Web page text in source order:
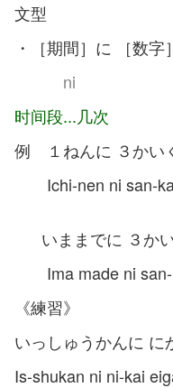
文型
・［期間］に ［数字
ni
时间段...几次
例 １ねんに ３かい
Ichi-nen ni san-
いままでに ３かい
Ima made ni san-
《練習》
いっしゅうかんに に
Is-shukan ni ni-kai